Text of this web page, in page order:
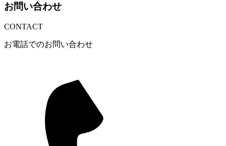
お問い合わせ
CONTACT
お電話でのお問い合わせ